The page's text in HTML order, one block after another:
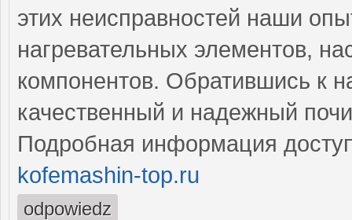
этих неисправностей наши
нагревательных элементов,
компонентов. Обратившись к
качественный и надежный
Подробная информация
kofemashin-top.ru
odpowiedz